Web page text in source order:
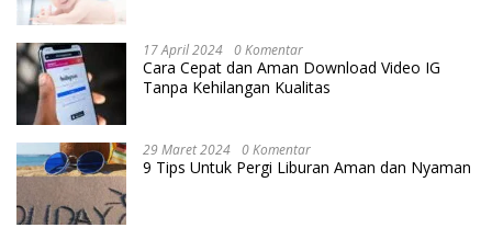
17 April 2024 0 Komentar
Cara Cepat dan Aman Download Video IG
Tanpa Kehilangan Kualitas
29 Maret 2024 0 Komentar
9 Tips Untuk Pergi Liburan Aman dan Nyaman